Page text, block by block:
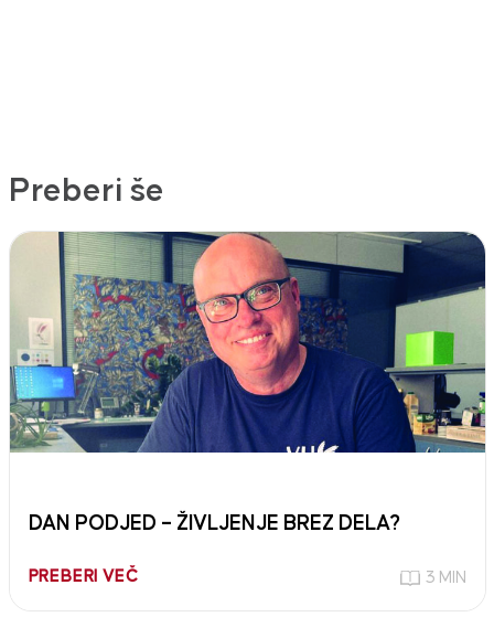
Preberi še
DAN PODJED – ŽIVLJENJE BREZ DELA?
PREBERI VEČ 3 MIN